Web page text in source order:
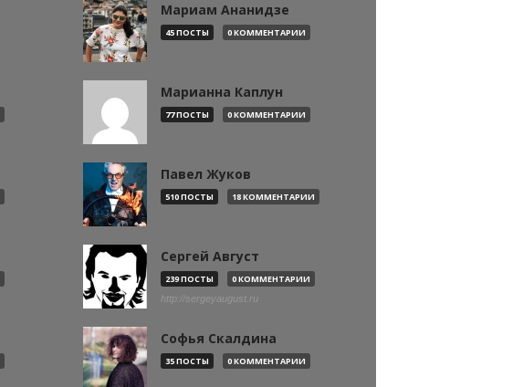
Мариам Ананидзе
45 ПОСТЫ 0 КОММЕНТАРИИ
Марианна Каплун
77 ПОСТЫ 0 КОММЕНТАРИИ
Павел Жуков
510 ПОСТЫ 18 КОММЕНТАРИИ
Сергей Август
239 ПОСТЫ 0 КОММЕНТАРИИ
http://sergeyaugust.ru
Софья Скалдина
35 ПОСТЫ 0 КОММЕНТАРИИ